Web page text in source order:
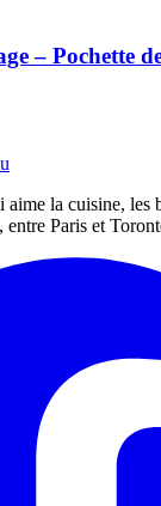
– Pochette
la cuisine, les
Paris et